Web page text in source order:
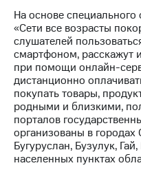
Интервью
Финансовая
отчетность
Контакты
Новости
в
регионе
На основе
«Сети все возрасты
слушателей
смартфоном, расскажут
при помощи онлайн-
дистанционно
покупать товары,
родными и близкими,
порталов
организованы в
Бугуруслан, Бузулук,
населенных пунктах